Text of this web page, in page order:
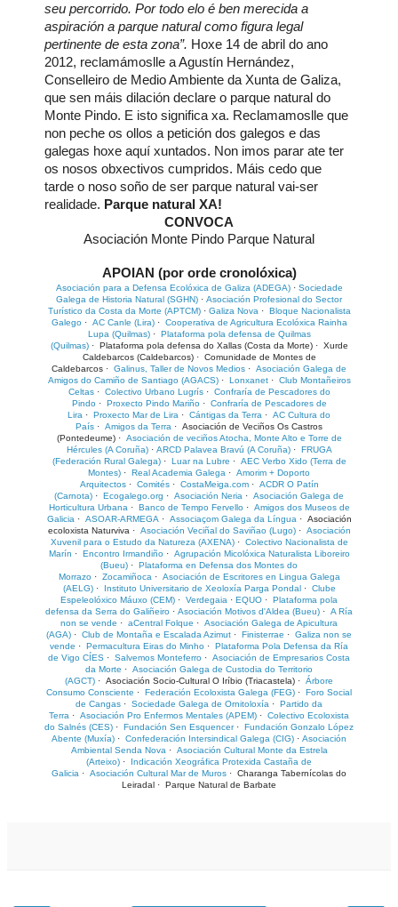
seu percorrido. Por todo elo é ben merecida a
aspiración a parque natural como figura legal
pertinente de esta zona”. Hoxe 14 de abril do ano
2012, reclamámoslle a Agustín Hernández,
Conselleiro de Medio Ambiente da Xunta de Galiza,
que sen máis dilación declare o parque natural do
Monte Pindo. E isto significa xa. Reclamamoslle que
non peche os ollos a petición dos galegos e das
galegas hoxe aquí xuntados. Non imos parar ate ter
os nosos obxectivos cumpridos. Máis cedo que
tarde o noso soño de ser parque natural vai-ser
realidade. Parque natural XA!
CONVOCA
Asociación Monte Pindo Parque Natural
APOIAN (por orde cronolóxica)
Asociación para a Defensa Ecolóxica de Galiza (ADEGA) · Sociedade
Galega de Historia Natural (SGHN) · Asociación Profesional do Sector
Turístico da Costa da Morte (APTCM) · Galiza Nova·
Bloque Nacionalista
Galego· AC Canle (Lira)· Cooperativa de Agricultura Ecolóxica Rainha
Lupa (Quilmas)·
Plataforma pola defensa de Quilmas
(Quilmas)· Plataforma pola defensa do Xallas (Costa da Morte)· Xurde
Caldebarcos (Caldebarcos)· Comunidade de Montes de
Caldebarcos · Galinus, Taller de Novos Medios · Asociación Galega de
Amigos do Camiño de Santiago (AGACS)· Lonxanet· Club Montañeiros
Celtas· Colectivo Urbano Lugrís· Confraría de Pescadores do
Pindo· Proxecto Pindo Mariño· Confraría de Pescadores de
Lira · Proxecto Mar de Lira · Cántigas da Terra · AC Cultura do
País · Amigos da Terra · Asociación de Veciños Os Castros
(Pontedeume)· Asociación de veciños Atocha, Monte Alto e Torre de
Hércules (A Coruña) · ARCD Palavea Bravú (A Coruña)·
FRUGA
(Federación Rural Galega)· Luar na Lubre · AEC Verbo Xido (Terra de
Montes) · Real Academia Galega · Amorim + Doporto
Arquitectos· Comités· CostaMeiga.com· ACDR O Patín
(Carnota) · Ecogalego.org · Asociación Neria · Asociación Galega de
Horticultura Urbana· Banco de Tempo Fervello· Amigos dos Museos de
Galicia· ASOAR-ARMEGA· Associaçom Galega da Língua· Asociación
ecoloxista Naturviva· Asociación Veciñal do Saviñao (Lugo)· Asociación
Xuvenil para o Estudo da Natureza (AXENA)· Colectivo Nacionalista de
Marín · Encontro Irmandiño· Agrupación Micolóxica Naturalista Liboreiro
(Bueu) ·
Plataforma en Defensa dos Montes do
Morrazo· Zocamiñoca· Asociación de Escritores en Lingua Galega
(AELG)· Instituto Universitario de Xeoloxía Parga Pondal · Clube
Espeleolóxico Máuxo (CEM) · Verdegaia · EQUO ·
Plataforma pola
defensa da Serra do Galiñeiro · Asociación Motivos d'Aldea (Bueu) · A Ría
non se vende · aCentral Folque · Asociación Galega de Apicultura
(AGA) · Club de Montaña e Escalada Azimut · Finisterrae · Galiza non se
vende · Permacultura Eiras do Minho ·
Plataforma Pola Defensa da Ría
de Vigo CÍES · Salvemos Monteferro · Asociación de Empresarios Costa
da Morte · Asociación Galega de Custodia do Territorio
(AGCT) · Asociación Socio-Cultural O Iríbio (Triacastela) · Árbore
Consumo Consciente · Federación Ecoloxista Galega (FEG) ·
Foro Social
de Cangas · Sociedade Galega de Ornitoloxía ·
Partido da
Terra · Asociación Pro Enfermos Mentales (APEM) · Colectivo Ecoloxista
do Salnés (CES) · Fundación Sen Esquencer·
Fundación Gonzalo López
Abente (Muxía) · Confederación Intersindical Galega (CIG) · Asociación
Ambiental Senda Nova· Asociación Cultural Monte da Estrela
(Arteixo) ·
Indicación Xeográfica Protexida Castaña de
Galicia · Asociación Cultural Mar de Muros · Charanga Tabernícolas do
Leiradal · Parque Natural de Barbate